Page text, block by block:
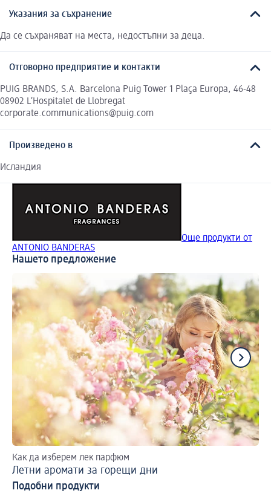
Указания за съхранение
Да се съхраняват на места, недостъпни за деца.
Отговорно предприятие и контакти
PUIG BRANDS, S.A. Barcelona Puig Tower 1 Plaça Europa, 46-48
08902 L’Hospitalet de Llobregat
corporate.communications@puig.com
Произведено в
Исландия
Още продукти от
ANTONIO BANDERAS
Нашето предложение
Как да изберем лек парфюм
Летни аромати за горещи дни
Подобни продукти